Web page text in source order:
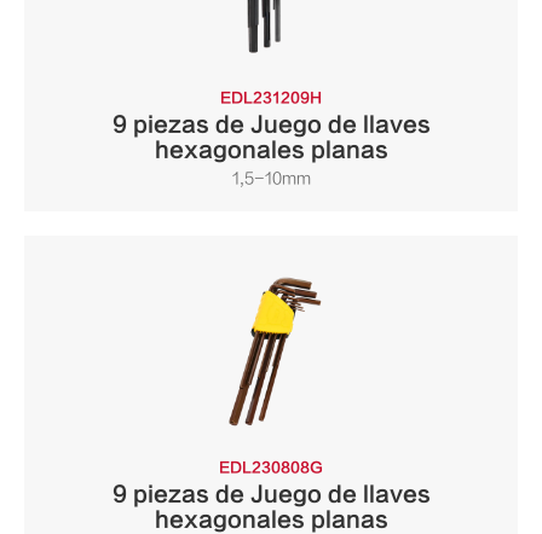
EDL231209H
9 piezas de Juego de llaves
hexagonales planas
1,5-10mm
EDL230808G
9 piezas de Juego de llaves
hexagonales planas